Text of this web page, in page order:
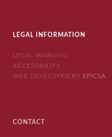
LEGAL INFORMATION
LEGAL WARNING
ACCESSIBILITY
WEB DEVELOPED BY EPICSA
CONTACT